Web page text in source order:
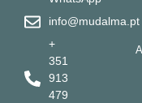
info@mudalma.pt
+
351
913
479